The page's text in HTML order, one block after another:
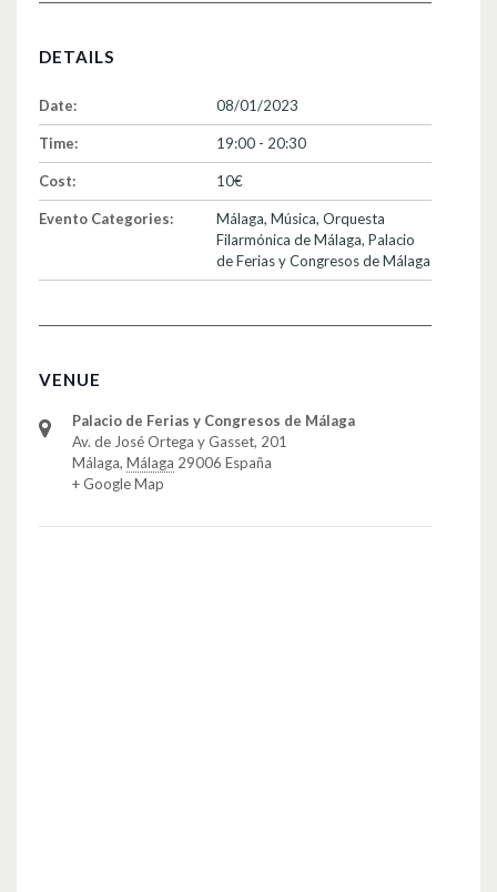
DETAILS
Date: 08/01/2023
Time: 19:00 - 20:30
Cost: 10€
Evento Categories: Málaga, Música, Orquesta
Filarmónica de Málaga, Palacio
de Ferias y Congresos de Málaga
VENUE
Palacio de Ferias y Congresos de Málaga
Av. de José Ortega y Gasset, 201
Málaga, Málaga 29006 España
+ Google Map